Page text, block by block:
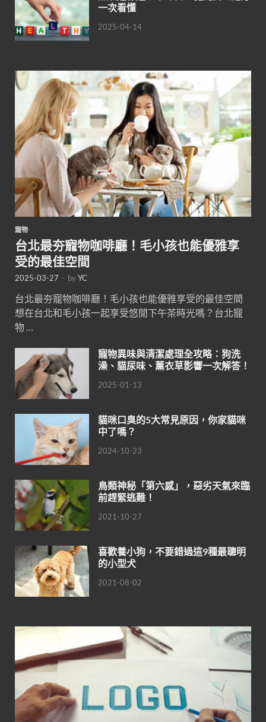
一次看懂
2025-04-14
寵物
台北最夯寵物咖啡廳！毛小孩也能優雅享
受的最佳空間
2025-03-27 - byYC
台北最夯寵物咖啡廳！毛小孩也能優雅享受的最佳空間
想在台北和毛小孩一起享受悠閒下午茶時光嗎？台北寵
物 …
寵物異味與清潔處理全攻略：狗洗
澡、貓尿味、薰衣草影響一次解答！
2025-01-13
貓咪口臭的5大常見原因，你家貓咪
中了嗎？
2024-10-23
鳥類神秘「第六感」，惡劣天氣來臨
前趕緊逃難！
2021-10-27
喜歡養小狗，不要錯過這9種最聰明
的小型犬
2021-08-02